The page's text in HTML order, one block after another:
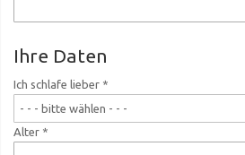
Ihre Daten
Ich schlafe lieber *
Alter *